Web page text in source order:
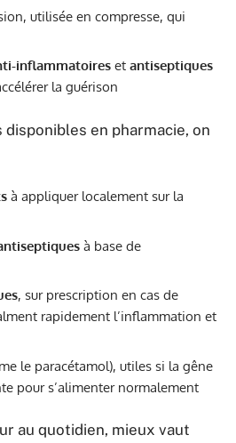
utilisée en compresse, qui
inflammatoires et antiseptiques
la guérison
en pharmacie, on
à appliquer localement sur la
à base de
, sur prescription en cas de
rapidement l’inflammation et
le paracétamol), utiles si la gêne
pour s’alimenter normalement
au quotidien, mieux vaut